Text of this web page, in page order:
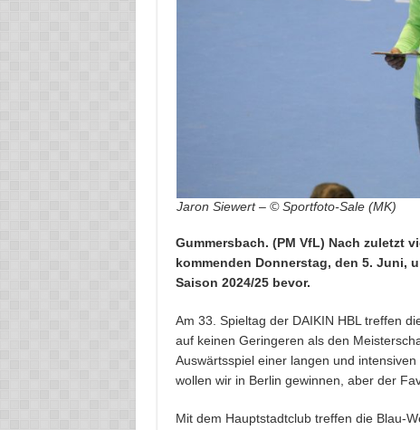
Jaron Siewert – © Sportfoto-Sale (MK)
Gummersbach. (PM VfL) Nach zuletzt
kommenden Donnerstag, den 5. Juni,
Saison 2024/25 bevor.
Am 33. Spieltag der DAIKIN HBL treffen
auf keinen Geringeren als den
Auswärtsspiel einer langen und
wollen wir in Berlin gewinnen, aber der
Mit dem Hauptstadtclub treffen die Blau-